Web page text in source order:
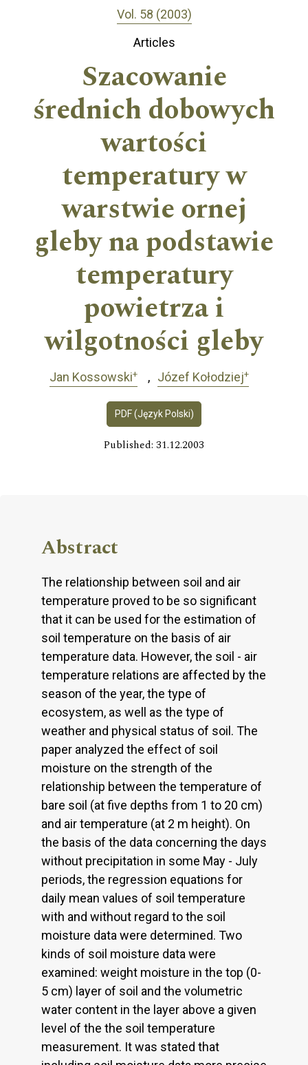
Vol. 58 (2003)
Articles
Szacowanie
średnich dobowych
wartości
temperatury w
warstwie ornej
gleby na podstawie
temperatury
powietrza i
wilgotności gleby
Jan Kossowski+ Józef Kołodziej+
PDF (Język Polski)
Published: 31.12.2003
Abstract
The relationship between soil and air
temperature proved to be so significant
that it can be used for the estimation of
soil temperature on the basis of air
temperature data. However, the soil - air
temperature relations are affected by the
season of the year, the type of
ecosystem, as well as the type of
weather and physical status of soil. The
paper analyzed the effect of soil
moisture on the strength of the
relationship between the temperature of
bare soil (at five depths from 1 to 20 cm)
and air temperature (at 2 m height). On
the basis of the data concerning the days
without precipitation in some May - July
periods, the regression equations for
daily mean values of soil temperature
with and without regard to the soil
moisture data were determined. Two
kinds of soil moisture data were
examined: weight moisture in the top (0-
5 cm) layer of soil and the volumetric
water content in the layer above a given
level of the the soil temperature
measurement. It was stated that